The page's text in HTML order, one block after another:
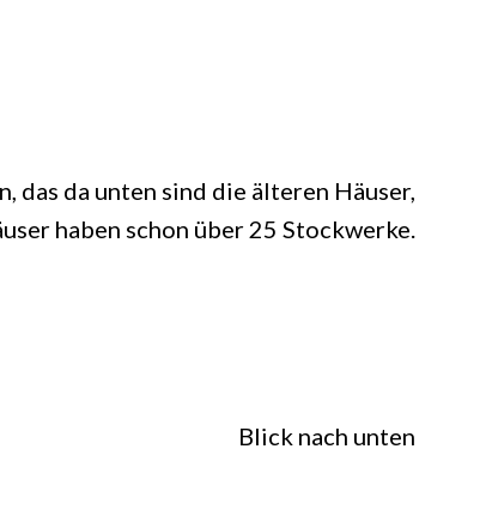
das da unten sind die älteren Häuser,
haben schon über 25 Stockwerke.
Blick nach unten